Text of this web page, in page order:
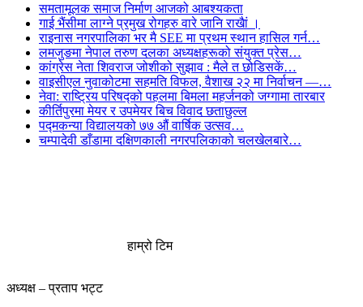
समतामूलक समाज निर्माण आजको आबश्यकता
गाई भैंसीमा लाग्ने प्रमुख रोगहरु वारे जानि राखैां ।
राइनास नगरपालिका भर मै SEE मा प्रथम स्थान हासिल गर्न…
लमजुङमा नेपाल तरुण दलका अध्यक्षहरूको संयुक्त प्रेस…
कांग्रेस नेता शिवराज जोशीको सुझाव : मैले त छोडिसकें…
वाइसीएल नुवाकोटमा सहमति विफल, वैशाख २२ मा निर्वाचन —…
नेवा: राष्ट्रिय परिषद्को पहलमा बिमला महर्जनको जग्गामा तारबार
कीर्तिपुरमा मेयर र उपमेयर बिच विवाद छताछुल्ल
पद्मकन्या विद्यालयको ७७ औं ‌‌वार्षिक ‌उत्सव…
चम्पादेवी डाँडामा दक्षिणकाली नगरपलिकाको चलखेलबारे…
हाम्रो टिम
अध्यक्ष – प्रताप भट्ट